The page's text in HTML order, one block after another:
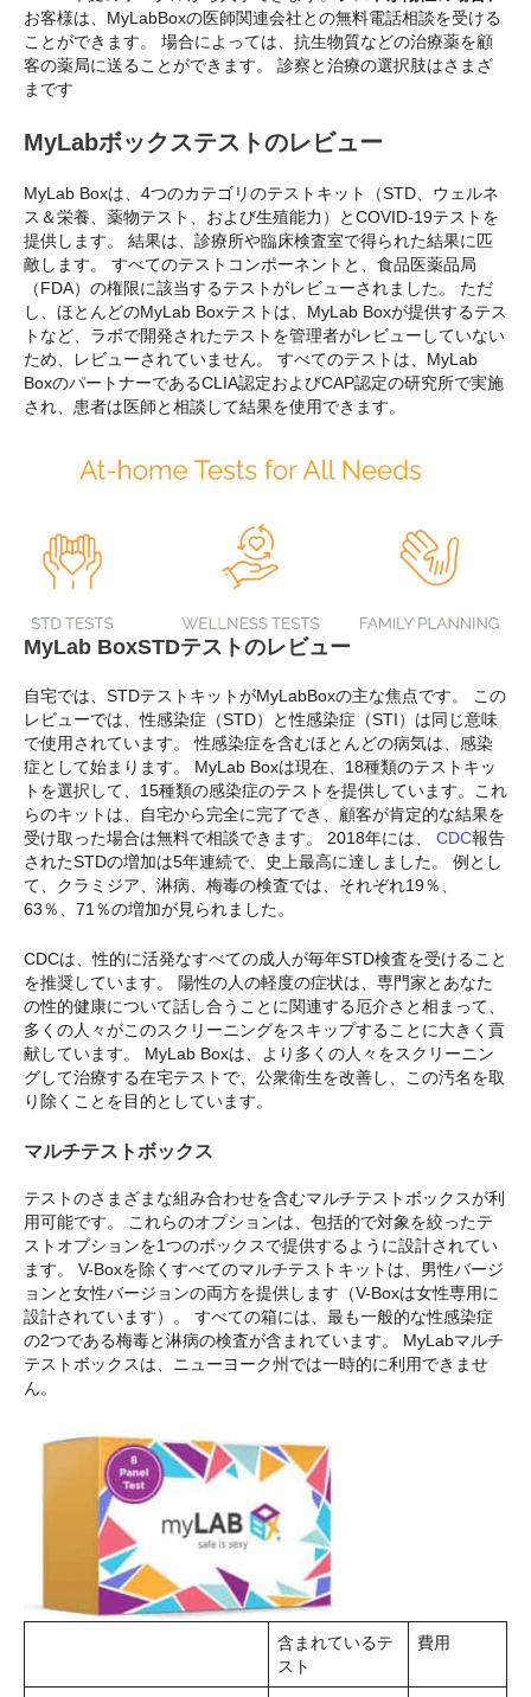
お客様は、MyLabBoxの医師関連会社との無料電話相談を受ける
ことができます。 場合によっては、抗生物質などの治療薬を顧
客の薬局に送ることができます。 診察と治療の選択肢はさまざ
まです
MyLabボックステストのレビュー
MyLab Boxは、4つのカテゴリのテストキット（STD、ウェルネ
ス＆栄養、薬物テスト、および生殖能力）とCOVID-19テストを
提供します。 結果は、診療所や臨床検査室で得られた結果に匹
敵します。 すべてのテストコンポーネントと、食品医薬品局
（FDA）の権限に該当するテストがレビューされました。 ただ
し、ほとんどのMyLab Boxテストは、MyLab Boxが提供するテス
トなど、ラボで開発されたテストを管理者がレビューしていない
ため、レビューされていません。 すべてのテストは、MyLab
BoxのパートナーであるCLIA認定およびCAP認定の研究所で実施
され、患者は医師と相談して結果を使用できます。
MyLab BoxSTDテストのレビュー
自宅では、STDテストキットがMyLabBoxの主な焦点です。 この
レビューでは、性感染症（STD）と性感染症（STI）は同じ意味
で使用されています。 性感染症を含むほとんどの病気は、感染
症として始まります。 MyLab Boxは現在、18種類のテストキッ
トを選択して、15種類の感染症のテストを提供しています。これ
らのキットは、自宅から完全に完了でき、顧客が肯定的な結果を
受け取った場合は無料で相談できます。 2018年には、
CDC報告
されたSTDの増加は5年連続で、史上最高に達しました。 例とし
て、クラミジア、淋病、梅毒の検査では、それぞれ19％、
63％、71％の増加が見られました。
CDCは、性的に活発なすべての成人が毎年STD検査を受けること
を推奨しています。 陽性の人の軽度の症状は、専門家とあなた
の性的健康について話し合うことに関連する厄介さと相まって、
多くの人々がこのスクリーニングをスキップすることに大きく貢
献しています。 MyLab Boxは、より多くの人々をスクリーニン
グして治療する在宅テストで、公衆衛生を改善し、この汚名を取
り除くことを目的としています。
マルチテストボックス
テストのさまざまな組み合わせを含むマルチテストボックスが利
用可能です。 これらのオプションは、包括的で対象を絞ったテ
ストオプションを1つのボックスで提供するように設計されてい
ます。 V-Boxを除くすべてのマルチテストキットは、男性バージ
ョンと女性バージョンの両方を提供します（V-Boxは女性専用に
設計されています）。 すべての箱には、最も一般的な性感染症
の2つである梅毒と淋病の検査が含まれています。 MyLabマルチ
テストボックスは、ニューヨーク州では一時的に利用できませ
ん。
含まれているテ
スト
費用